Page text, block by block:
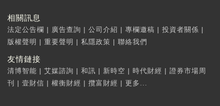
相關訊息
法定公告欄 | 廣告查詢 | 公司介紹 | 專欄邀稿 | 投資者關係 |
版權聲明 | 重要聲明 | 私隱政策 | 聯絡我們
友情鏈接
清博智能 | 艾媒諮詢 | 和訊 | 新時空 | 時代財經 | 證券市場周
刊
| 壹財信 | 權衡財經 | 攬富財經 | 更多...